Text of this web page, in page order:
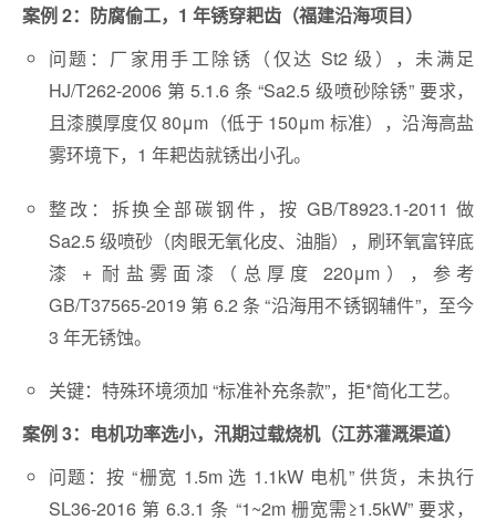
案例 2：防腐偷工，1 年锈穿耙齿（福建沿海项目）
问题：厂家用手工除锈（仅达 St2 级），未满足
HJ/T262-2006 第 5.1.6 条 “Sa2.5 级喷砂除锈” 要求，
且漆膜厚度仅 80μm（低于 150μm 标准），沿海高盐
雾环境下，1 年耙齿就锈出小孔。
整改：拆换全部碳钢件，按 GB/T8923.1-2011 做
Sa2.5 级喷砂（肉眼无氧化皮、油脂），刷环氧富锌底
漆 + 耐盐雾面漆（总厚度 220μm），参考
GB/T37565-2019 第 6.2 条 “沿海用不锈钢辅件”，至今
3 年无锈蚀。
关键：特殊环境须加 “标准补充条款”，拒*简化工艺。
案例 3：电机功率选小，汛期过载烧机（江苏灌溉渠道）
问题：按 “栅宽 1.5m 选 1.1kW 电机” 供货，未执行
SL36-2016 第 6.3.1 条 “1~2m 栅宽需≥1.5kW” 要求，